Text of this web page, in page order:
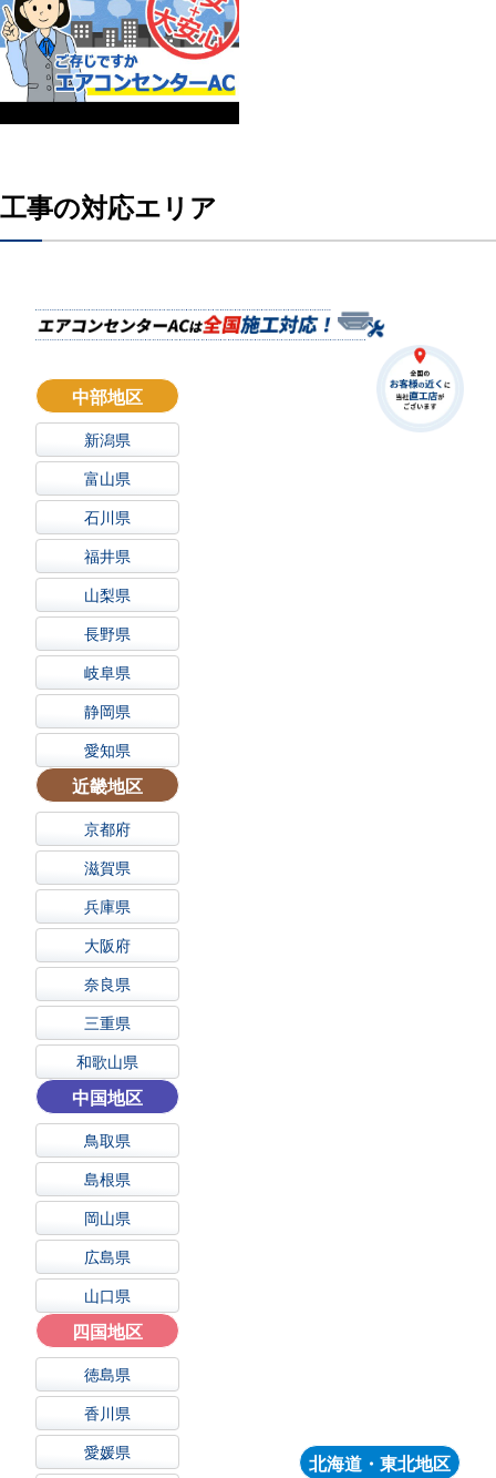
工事の対応エリア
北海道・東北地区
中部地区
新潟県
富山県
石川県
福井県
山梨県
長野県
岐阜県
静岡県
愛知県
近畿地区
京都府
滋賀県
兵庫県
大阪府
奈良県
三重県
和歌山県
中国地区
鳥取県
島根県
岡山県
広島県
山口県
四国地区
徳島県
香川県
愛媛県